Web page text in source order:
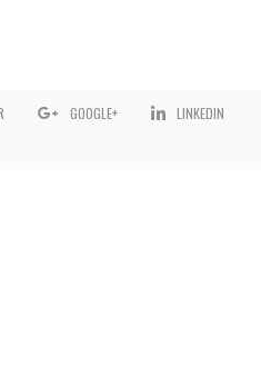
GOOGLE+ LINKEDIN